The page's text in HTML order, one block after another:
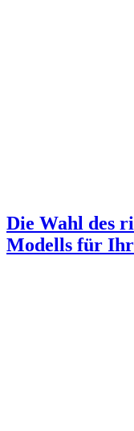
Die Wahl des
Modells für